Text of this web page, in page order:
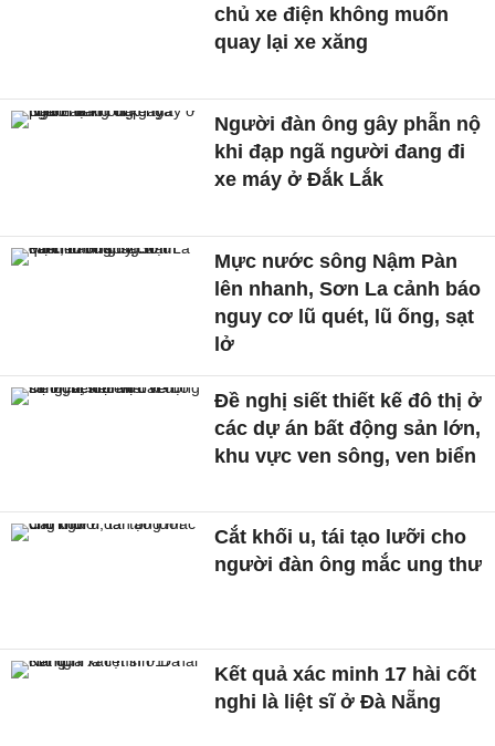
chủ xe điện không muốn
quay lại xe xăng
Người đàn ông gây phẫn nộ
khi đạp ngã người đang đi
xe máy ở Đắk Lắk
Mực nước sông Nậm Pàn
lên nhanh, Sơn La cảnh báo
nguy cơ lũ quét, lũ ống, sạt
lở
Đề nghị siết thiết kế đô thị ở
các dự án bất động sản lớn,
khu vực ven sông, ven biển
Cắt khối u, tái tạo lưỡi cho
người đàn ông mắc ung thư
Kết quả xác minh 17 hài cốt
nghi là liệt sĩ ở Đà Nẵng